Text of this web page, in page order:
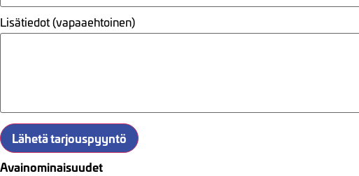
Lisätiedot (vapaaehtoinen)
Lähetä tarjouspyyntö
Avainominaisuudet